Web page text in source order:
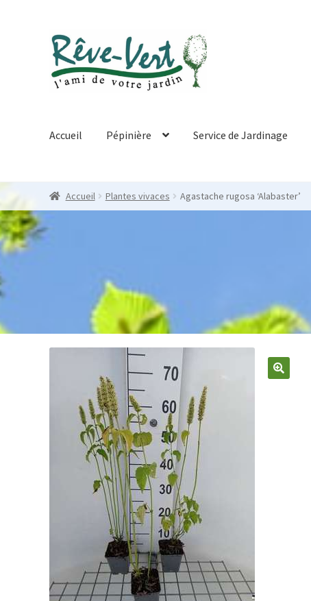
Skip
to
navigation
Skip
to
content
Accueil Pépinière Service de Jardinage
Accueil Plantes vivaces Agastache rugosa ‘Alabaster’